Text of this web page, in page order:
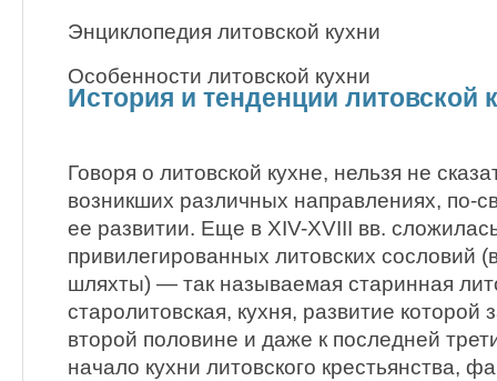
Энциклопедия литовской кухни
Особенности литовской кухни
История и тенденции литовской
Говоря о литовской кухне, нельзя не
возникших различных направлениях, по-
ее развитии. Еще в XIV-XVIII вв.
привилегированных литовских сословий
шляхты) — так называемая старинная
старолитовская, кухня, развитие которой
второй половине и даже к последней
начало кухни литовского крестьянства,